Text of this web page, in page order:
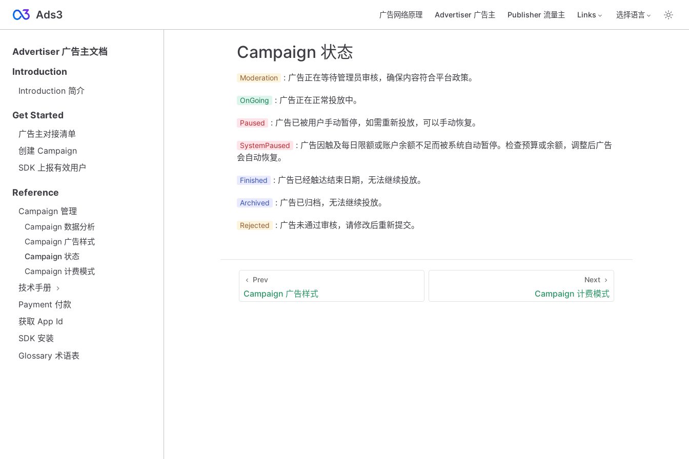
Ads3 广告网络原理 Advertiser 广告主 Publisher 流量主 Links 选择语言
Advertiser 广告主文档
Introduction
Introduction 简介
Get Started
广告主对接清单
创建 Campaign
SDK 上报有效用户
Reference
Campaign 管理
Campaign 数据分析
Campaign 广告样式
Campaign 状态
Campaign 计费模式
技术手册
Payment 付款
获取 App Id
SDK 安装
Glossary 术语表
Campaign 状态
Moderation : 广告正在等待管理员审核，确保内容符合平台政策。
OnGoing : 广告正在正常投放中。
Paused : 广告已被用户手动暂停，如需重新投放，可以手动恢复。
SystemPaused
: 广告因触及每日限额或账户余额不足而被系统自动暂停。检查预算或余额，调整后广告
会自动恢复。
Finished : 广告已经触达结束日期，无法继续投放。
Archived : 广告已归档，无法继续投放。
Rejected : 广告未通过审核，请修改后重新提交。
Prev
Campaign 广告样式
Next
Campaign 计费模式